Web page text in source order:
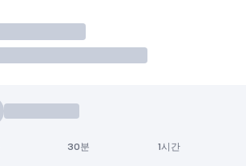
30분 1시간